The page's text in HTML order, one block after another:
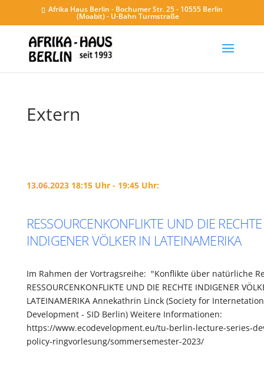
Afrika Haus Berlin - Bochumer Str. 25 - 10555 Berlin
(Moabit) - U-Bahn Turmstraße
Extern
13.06.2023 18:15 Uhr - 19:45 Uhr:
RESSOURCENKONFLIKTE UND DIE RECHTE
INDIGENER VÖLKER IN LATEINAMERIKA
Im Rahmen der Vortragsreihe: "Konflikte über natürliche
RESSOURCENKONFLIKTE UND DIE RECHTE INDIGENER
LATEINAMERIKA Annekathrin Linck (Society for
Development - SID Berlin) Weitere Informationen:
https://www.ecodevelopment.eu/tu-berlin-lecture-series-
policy-ringvorlesung/sommersemester-2023/